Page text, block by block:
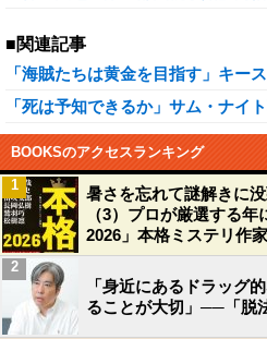
■関連記事
「海賊たちは黄金を目指す」キー
「死は予知できるか」サム・ナイ
BOOKSのアクセスランキング
暑さを忘れて謎解きに
（3）プロが厳選する
2026」本格ミステリ作
1
「身近にあるドラッグ
ることが大切」──「脱
2